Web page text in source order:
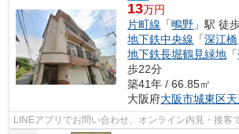
13万円
片町線 「鴫野 」駅 徒
地下鉄中央線 「深江橋
地下鉄長堀鶴見緑地 「
歩22分
築41年 / 66.85㎡
大阪府大阪市城東区
LINEアプリでお問い合わせ、オンライン内見・接客